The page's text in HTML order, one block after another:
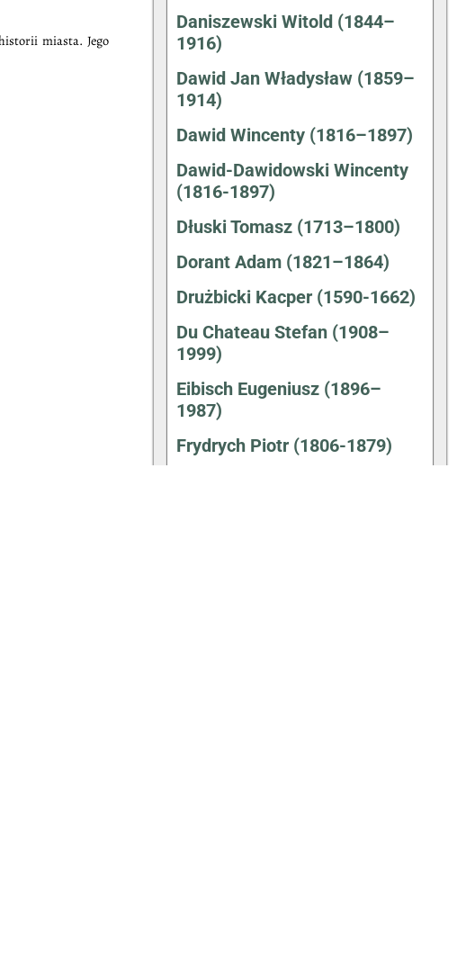
miasta. Jego
Daniszewski Witold (1844–
1916)
Dawid Jan Władysław (1859–
1914)
Dawid Wincenty (1816–1897)
Dawid-Dawidowski Wincenty
(1816-1897)
Dłuski Tomasz (1713–1800)
Dorant Adam (1821–1864)
Drużbicki Kacper (1590-1662)
Du Chateau Stefan (1908–
1999)
Eibisch Eugeniusz (1896–
1987)
Frydrych Piotr (1806-1879)